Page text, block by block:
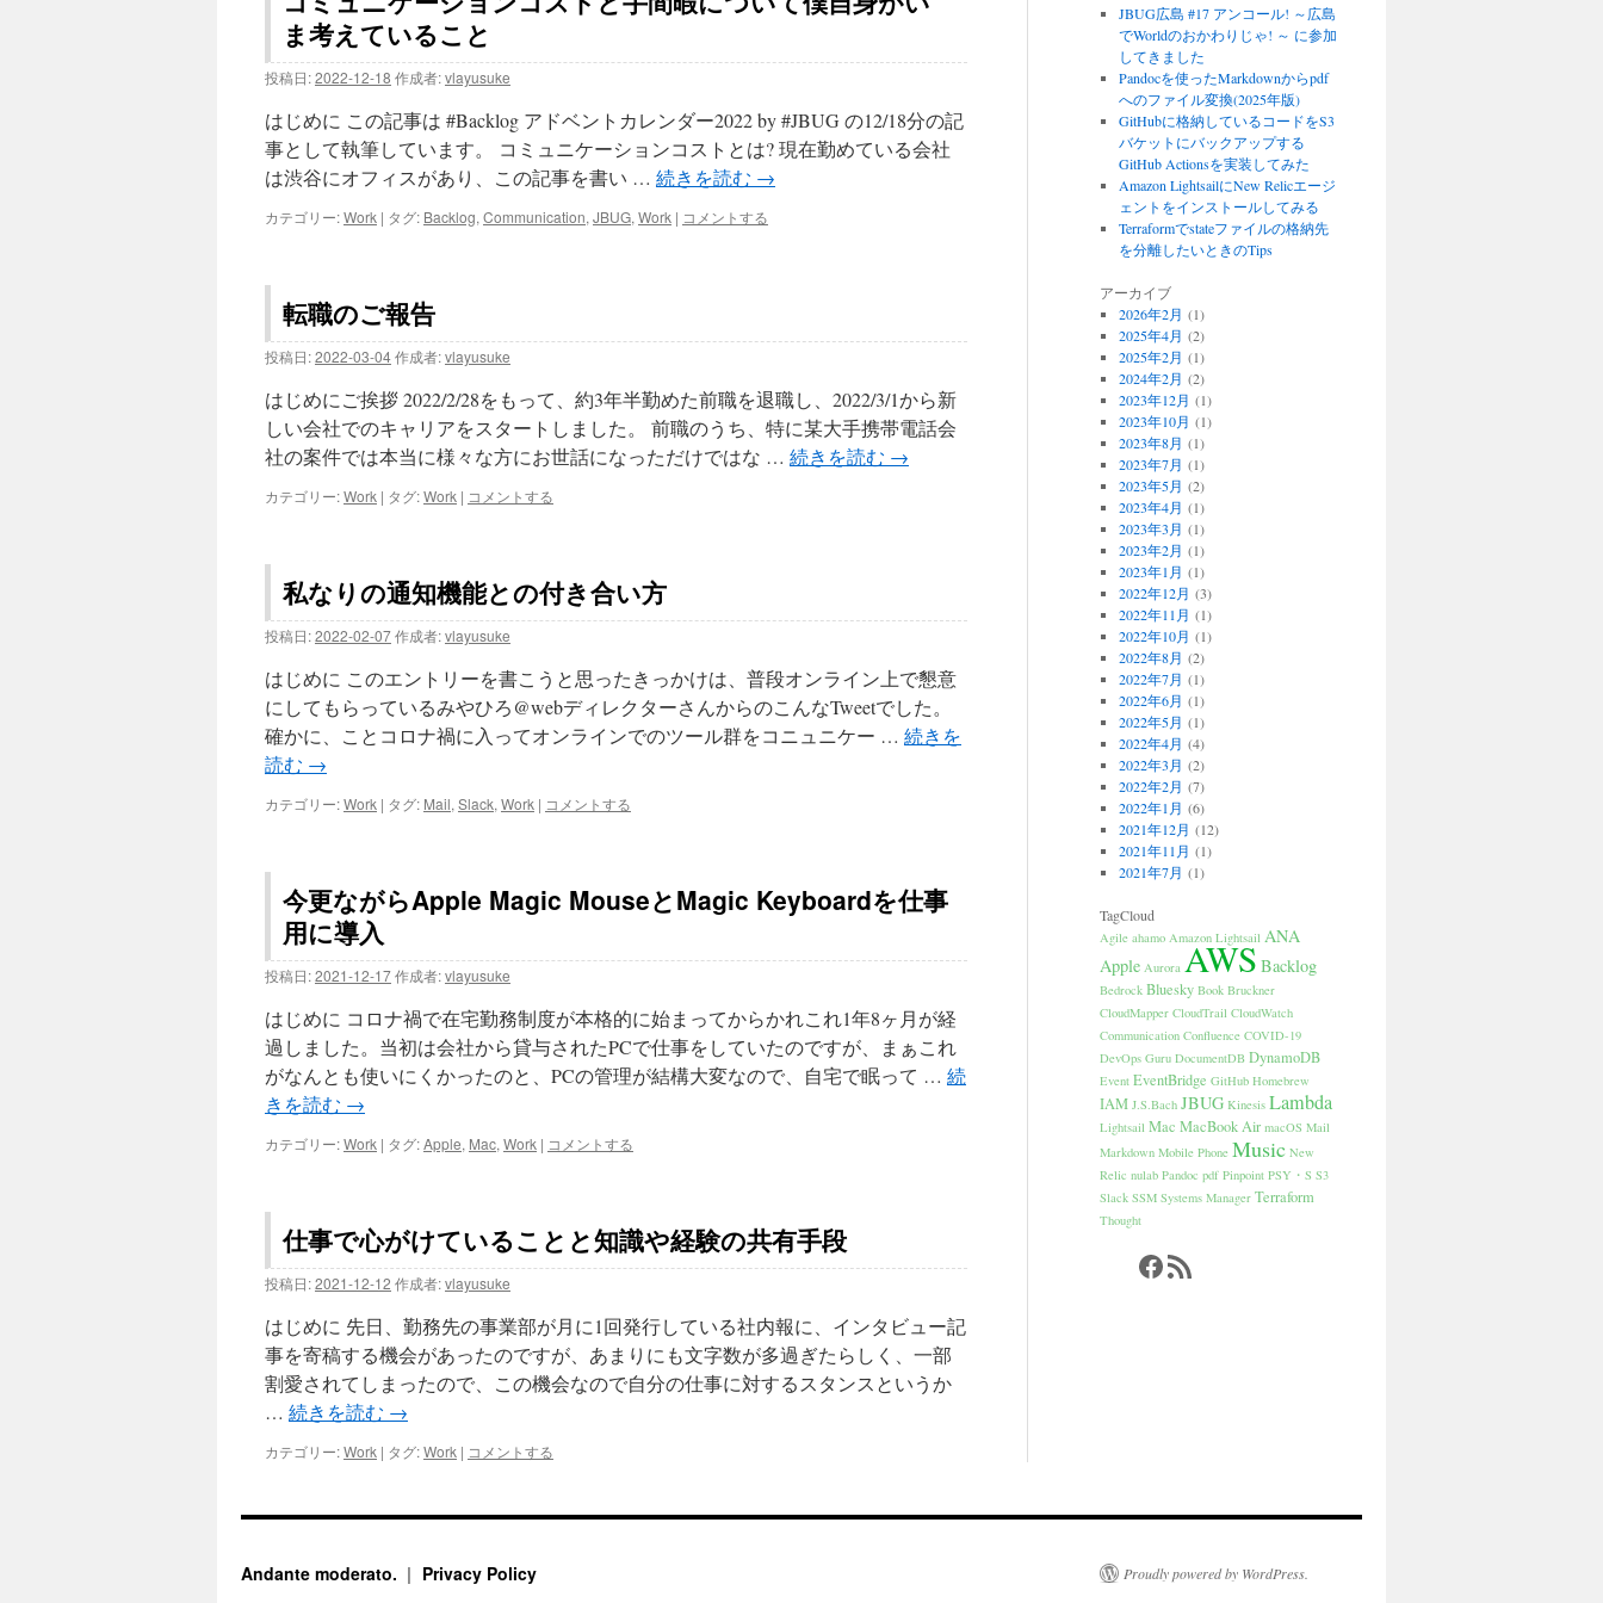
ま考えていること
投稿日:2022-12-18 作成者:vlayusuke
はじめに この記事は #Backlog アドベントカレンダー2022 by #JBUG の12/18分の記
事として執筆しています。 コミュニケーションコストとは? 現在勤めている会社
は渋谷にオフィスがあり、この記事を書い … 続きを読む →
カテゴリー:Work | タグ: Backlog, Communication, JBUG, Work | コメントする
転職のご報告
投稿日:2022-03-04作成者:vlayusuke
はじめにご挨拶 2022/2/28をもって、約3年半勤めた前職を退職し、2022/3/1から新
しい会社でのキャリアをスタートしました。 前職のうち、特に某大手携帯電話会
社の案件では本当に様々な方にお世話になっただけではな … 続きを読む →
カテゴリー:Work | タグ:Work | コメントする
私なりの通知機能との付き合い方
投稿日:2022-02-07作成者:vlayusuke
はじめに このエントリーを書こうと思ったきっかけは、普段オンライン上で懇意
にしてもらっているみやひろ@webディレクターさんからのこんなTweetでした。
確かに、ことコロナ禍に入ってオンラインでのツール群をコニュニケー … 続きを
読む →
カテゴリー:Work | タグ: Mail, Slack, Work | コメントする
今更ながらApple Magic MouseとMagic Keyboardを仕事
用に導入
投稿日:2021-12-17作成者:vlayusuke
はじめに コロナ禍で在宅勤務制度が本格的に始まってからかれこれ1年8ヶ月が経
過しました。当初は会社から貸与されたPCで仕事をしていたのですが、まぁこれ
がなんとも使いにくかったのと、PCの管理が結構大変なので、自宅で眠って … 続
きを読む →
カテゴリー:Work | タグ:Apple, Mac, Work | コメントする
仕事で心がけていることと知識や経験の共有手段
投稿日:2021-12-12 作成者:vlayusuke
はじめに 先日、勤務先の事業部が月に1回発行している社内報に、インタビュー記
事を寄稿する機会があったのですが、あまりにも文字数が多過ぎたらしく、一部
割愛されてしまったので、この機会なので自分の仕事に対するスタンスというか
… 続きを読む →
カテゴリー:Work | タグ:Work | コメントする
JBUG広島 #17 アンコール! ～広島
でWorldのおかわりじゃ! ～ に参加
してきました
Pandocを使ったMarkdownからpdf
へのファイル変換(2025年版)
GitHubに格納しているコードをS3
バケットにバックアップする
GitHub Actionsを実装してみた
Amazon LightsailにNew Relicエージ
ェントをインストールしてみる
Terraformでstateファイルの格納先
を分離したいときのTips
アーカイブ
2026年2月 (1)
2025年4月 (2)
2025年2月 (1)
2024年2月 (2)
2023年12月 (1)
2023年10月 (1)
2023年8月 (1)
2023年7月 (1)
2023年5月 (2)
2023年4月 (1)
2023年3月 (1)
2023年2月 (1)
2023年1月 (1)
2022年12月 (3)
2022年11月 (1)
2022年10月 (1)
2022年8月 (2)
2022年7月 (1)
2022年6月 (1)
2022年5月 (1)
2022年4月 (4)
2022年3月 (2)
2022年2月 (7)
2022年1月 (6)
2021年12月 (12)
2021年11月 (1)
2021年7月 (1)
TagCloud
Agile ahamo Amazon Lightsail ANA
Apple Aurora AWS Backlog
Bedrock Bluesky Book Bruckner
CloudMapper CloudTrail CloudWatch
Communication Confluence COVID-19
DevOps Guru DocumentDB DynamoDB
Event EventBridge GitHub Homebrew
IAM J.S.Bach JBUG Kinesis Lambda
Lightsail Mac MacBook Air macOS Mail
Markdown Mobile Phone Music New
Relic nulab Pandoc pdf Pinpoint PSY・S S3
Slack SSM Systems Manager Terraform
Thought
Facebook
RSS フィード
Andante moderato. Privacy Policy Proudly powered by WordPress.